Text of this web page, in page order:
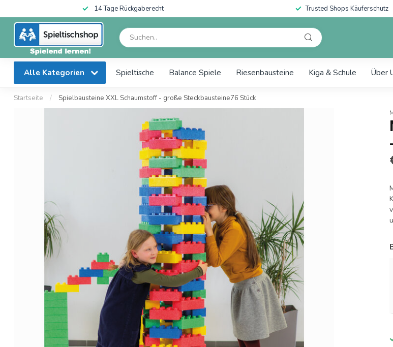
14 Tage Rückgaberecht Trusted Shops Käuferschutz
Alle Kategorien Spieltische Balance Spiele Riesenbausteine Kiga & Schule Über
Startseite / Spielbausteine XXL Schaumstoff - große Steckbausteine76 Stück